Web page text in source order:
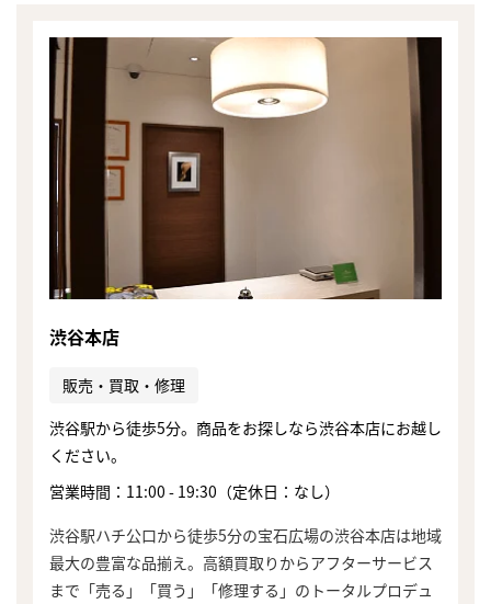
渋谷本店
販売・買取・修理
渋谷駅から徒歩5分。商品をお探しなら渋谷本店にお越し
ください。
営業時間：11:00 - 19:30（定休日：なし）
渋谷駅ハチ公口から徒歩5分の宝石広場の渋谷本店は地域
最大の豊富な品揃え。高額買取りからアフターサービス
まで「売る」「買う」「修理する」のトータルプロデュ